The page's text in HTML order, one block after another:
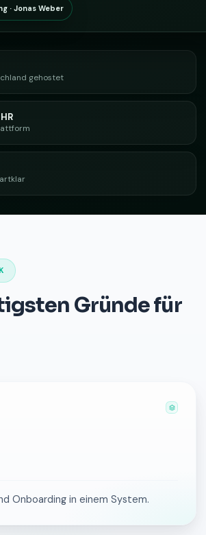
· Jonas Weber
gehostet
Gründe für
Onboarding in einem System.